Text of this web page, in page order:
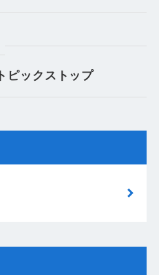
ピックストップ